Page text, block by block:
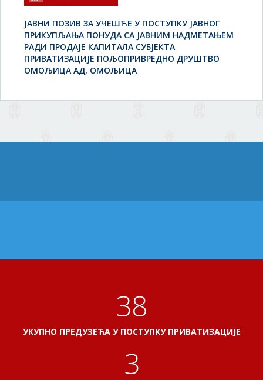
JАВНИ ПОЗИВ ЗА УЧЕШЋЕ У ПОСТУПКУ ЈАВНОГ
ПРИКУПЉАЊА ПОНУДА СА ЈАВНИМ НАДМЕТАЊЕМ
РАДИ ПРОДАЈЕ КАПИТАЛА СУБЈЕКТА
ПРИВАТИЗАЦИЈЕ ПОЉОПРИВРЕДНО ДРУШТВО
ОМОЉИЦА АД, ОМОЉИЦА
41
УКУПНО ПРЕДУЗЕЋА У ПОСТУПКУ ПРИВАТИЗАЦИЈЕ
3